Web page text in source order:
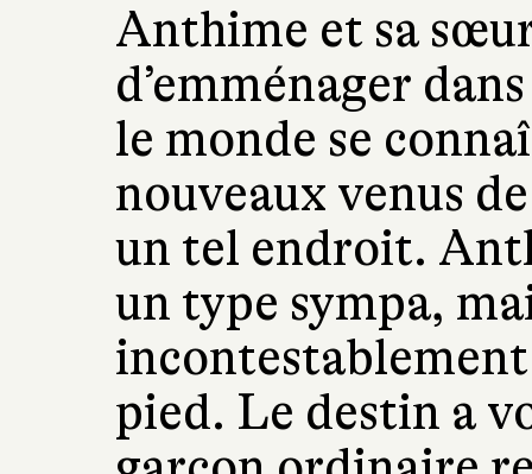
Anthime et sa
d’emménager
le monde se
nouveaux venus
un tel endroit.
un type sympa,
pied. Le destin a